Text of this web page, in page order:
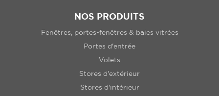
NOS PRODUITS
Fenêtres, portes-fenêtres & baies vitrées
Portes d'entrée
Volets
Stores d'extérieur
Stores d'intérieur